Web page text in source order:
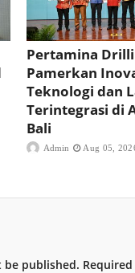
Pertamina
Pamerkan
Teknologi dan
Terintegrasi di
Bali
Admin Aug 05,
be published.